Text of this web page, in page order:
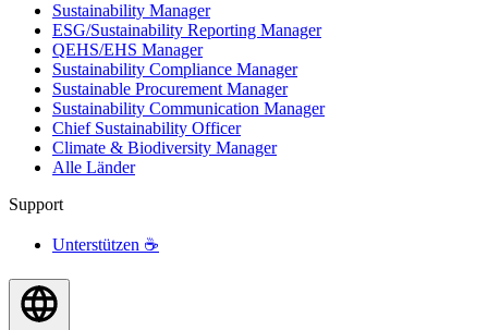
Sustainability Manager
ESG/Sustainability Reporting Manager
QEHS/EHS Manager
Sustainability Compliance Manager
Sustainable Procurement Manager
Sustainability Communication Manager
Chief Sustainability Officer
Climate & Biodiversity Manager
Alle Länder
Support
Unterstützen ☕